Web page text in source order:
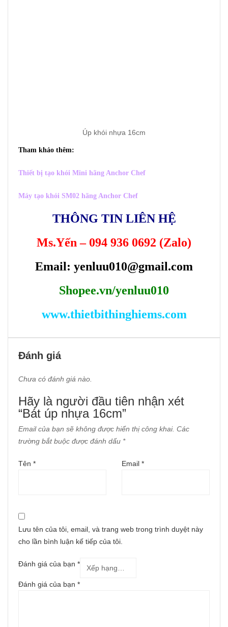
Úp khói nhựa 16cm
Tham khảo thêm:
Thiết bị tạo khói Mini hãng Anchor Chef
Máy tạo khói SM02 hãng Anchor Chef
THÔNG TIN LIÊN HỆ
Ms.Yến – 094 936 0692 (Zalo)
Email: yenluu010@gmail.com
Shopee.vn/yenluu010
www.thietbithinghiems.com
Đánh giá
Chưa có đánh giá nào.
Hãy là người đầu tiên nhận xét
“Bát úp nhựa 16cm”
Email của bạn sẽ không được hiển thị công khai. Các
trường bắt buộc được đánh dấu *
Tên * Email *
Lưu tên của tôi, email, và trang web trong trình duyệt này
cho lần bình luận kế tiếp của tôi.
Đánh giá của bạn *
Đánh giá của bạn *